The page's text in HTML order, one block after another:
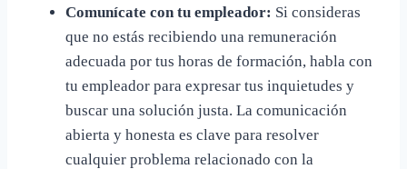
Comunícate con tu empleador: Si consideras
que no estás recibiendo una remuneración
adecuada por tus horas de formación, habla con
tu empleador para expresar tus inquietudes y
buscar una solución justa. La comunicación
abierta y honesta es clave para resolver
cualquier problema relacionado con la